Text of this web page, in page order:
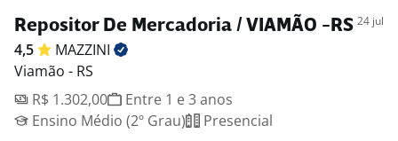
Repositor De Mercadoria / VIAMÃO -RS 24 jul
4,5
MAZZINI
Viamão - RS
R$ 1.302,00
Entre 1 e 3 anos
Ensino Médio (2º Grau)
Presencial